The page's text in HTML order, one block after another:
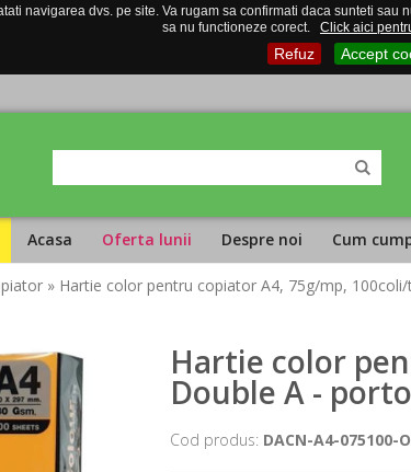
navigarea dvs. pe site. Va rugam sa confirmati daca sunteti
sa nu functioneze corect.
Click aici
Refuz Accept
Acasa Oferta lunii Despre noi Cum
» Hartie color pentru copiator A4, 75g/mp,
Hartie color
Double A -
Cod produs: DACN-A4-075100-